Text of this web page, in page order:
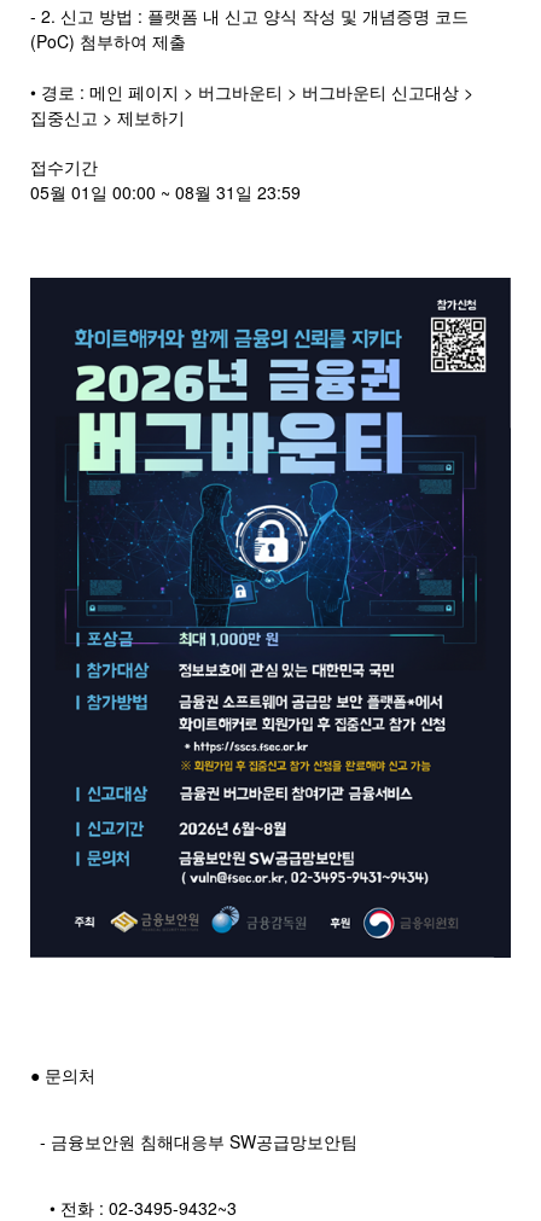
- 2. 신고 방법 : 플랫폼 내 신고 양식 작성 및 개념증명 코드
(PoC) 첨부하여 제출
• 경로 : 메인 페이지 > 버그바운티 > 버그바운티 신고대상 >
집중신고 > 제보하기
접수기간
05월 01일 00:00 ~ 08월 31일 23:59
● 문의처
- 금융보안원 침해대응부 SW공급망보안팀
• 전화 : 02-3495-9432~3